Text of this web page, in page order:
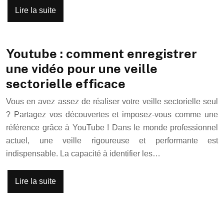
Lire la suite
Youtube : comment enregistrer
une vidéo pour une veille
sectorielle efficace
Vous en avez assez de réaliser votre veille sectorielle seul
? Partagez vos découvertes et imposez-vous comme une
référence grâce à YouTube ! Dans le monde professionnel
actuel, une veille rigoureuse et performante est
indispensable. La capacité à identifier les…
Lire la suite